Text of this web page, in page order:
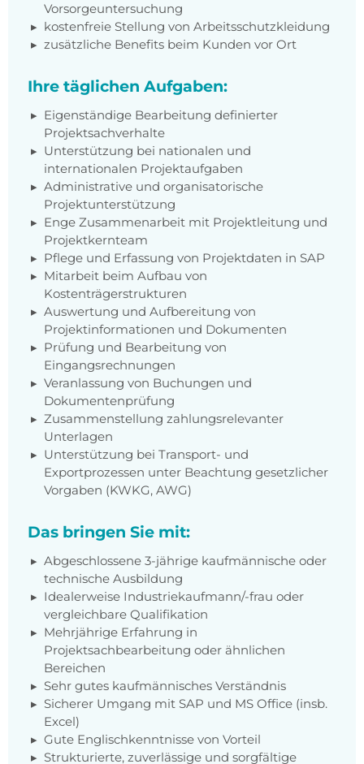
Vorsorgeuntersuchung
kostenfreie Stellung von Arbeitsschutzkleidung
zusätzliche Benefits beim Kunden vor Ort
Ihre täglichen Aufgaben:
Eigenständige Bearbeitung definierter
Projektsachverhalte
Unterstützung bei nationalen und
internationalen Projektaufgaben
Administrative und organisatorische
Projektunterstützung
Enge Zusammenarbeit mit Projektleitung und
Projektkernteam
Pflege und Erfassung von Projektdaten in SAP
Mitarbeit beim Aufbau von
Kostenträgerstrukturen
Auswertung und Aufbereitung von
Projektinformationen und Dokumenten
Prüfung und Bearbeitung von
Eingangsrechnungen
Veranlassung von Buchungen und
Dokumentenprüfung
Zusammenstellung zahlungsrelevanter
Unterlagen
Unterstützung bei Transport- und
Exportprozessen unter Beachtung gesetzlicher
Vorgaben (KWKG, AWG)
Das bringen Sie mit:
Abgeschlossene 3-jährige kaufmännische oder
technische Ausbildung
Idealerweise Industriekaufmann/-frau oder
vergleichbare Qualifikation
Mehrjährige Erfahrung in
Projektsachbearbeitung oder ähnlichen
Bereichen
Sehr gutes kaufmännisches Verständnis
Sicherer Umgang mit SAP und MS Office (insb.
Excel)
Gute Englischkenntnisse von Vorteil
Strukturierte, zuverlässige und sorgfältige